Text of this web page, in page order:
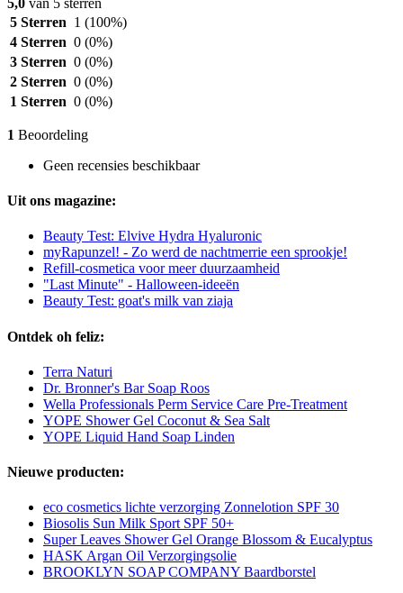
5 Sterren 1 (100%)
4 Sterren 0 (0%)
3 Sterren 0 (0%)
2 Sterren 0 (0%)
1 Sterren 0 (0%)
1 Beoordeling
Geen recensies beschikbaar
Uit ons magazine:
Beauty Test: Elvive Hydra Hyaluronic
myRapunzel! - Zo werd de nachtmerrie een sprookje!
Refill-cosmetica voor meer duurzaamheid
"Last Minute" - Halloween-ideeën
Beauty Test: goat's milk van ziaja
Ontdek oh feliz:
Terra Naturi
Dr. Bronner's Bar Soap Roos
Wella Professionals Perm Service Care Pre-Treatment
YOPE Shower Gel Coconut & Sea Salt
YOPE Liquid Hand Soap Linden
Nieuwe producten:
eco cosmetics lichte verzorging Zonnelotion SPF 30
Biosolis Sun Milk Sport SPF 50+
Super Leaves Shower Gel Orange Blossom & Eucalyptus
HASK Argan Oil Verzorgingsolie
BROOKLYN SOAP COMPANY Baardborstel